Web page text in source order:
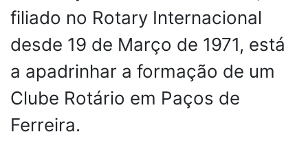
filiado no Rotary Internacional
desde 19 de Março de 1971, está
a apadrinhar a formação de um
Clube Rotário em Paços de
Ferreira.